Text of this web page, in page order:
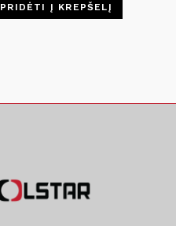
PRIDĖTI Į KREPŠELĮ